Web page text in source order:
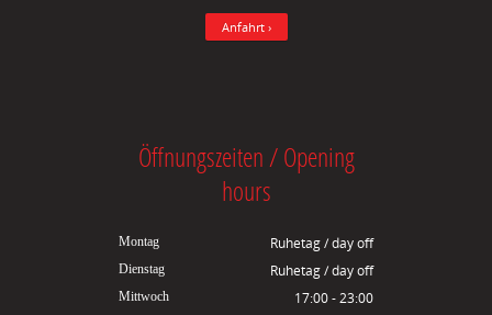
Anfahrt ›
Öffnungszeiten / Opening
hours
Montag Ruhetag / day off
Dienstag Ruhetag / day off
Mittwoch 17:00 - 23:00